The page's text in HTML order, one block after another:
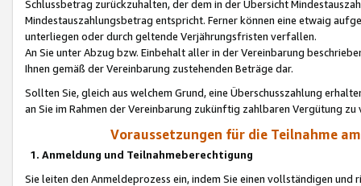
Schlussbetrag zurückzuhalten, der dem in der Übersicht
Mindestauszahlungsbetrag entspricht. Ferner können eine etwaig
unterliegen oder durch geltende Verjährungsfristen verfallen.
An Sie unter Abzug bzw. Einbehalt aller in der Vereinbarung
Ihnen gemäß der Vereinbarung zustehenden Beträge dar.
Sollten Sie, gleich aus welchem Grund, eine Überschusszahlung
an Sie im Rahmen der Vereinbarung zukünftig zahlbaren Vergütung zu
Voraussetzungen für die Teilnahme
1. Anmeldung und Teilnahmeberechtigung
Sie leiten den Anmeldeprozess ein, indem Sie einen vollständigen